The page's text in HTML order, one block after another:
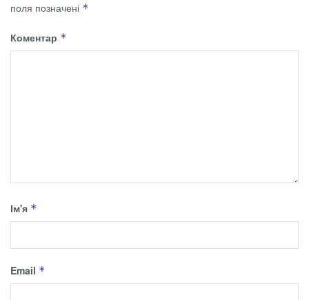
поля позначені *
Коментар *
Ім'я *
Email *